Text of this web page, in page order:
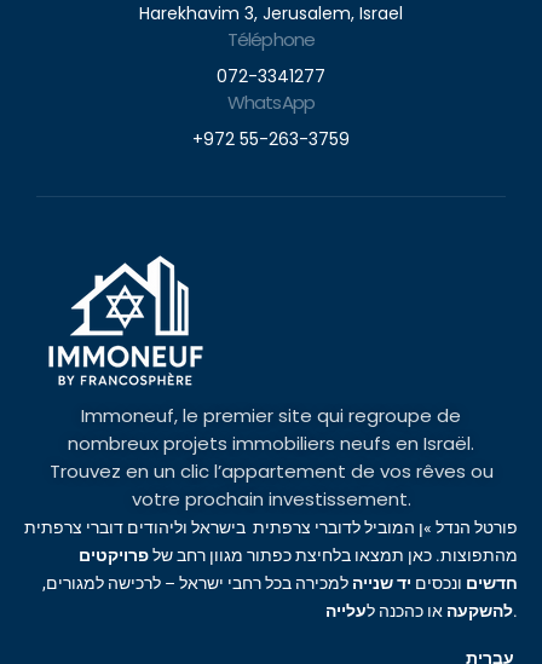
Harekhavim 3, Jerusalem, Israel
Téléphone
072-3341277
WhatsApp
+972 55-263-3759
Immoneuf, le premier site qui regroupe de
nombreux projets immobiliers neufs en Israël.
Trouvez en un clic l’appartement de vos rêves ou
votre prochain investissement.
פורטל הנדל »ן המוביל לדוברי צרפתית בישראל וליהודים דוברי צרפתית
מהתפוצות. כאן תמצאו בלחיצת כפתור מגוון רחב שלפרויקטים
חדשים ונכסים יד שנייה למכירה בכל רחבי ישראל – לרכישה למגורים,
להשקעה או כהכנה לעלייה .